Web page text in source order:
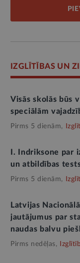
IZGLĪTĪBAS UN
Visās skolās būs
speciālām
Pirms 5 dienām,
I. Indriksone par
un atbildības
Pirms 5 dienām,
Latvijas
jautājumus par
naudas balvu
Pirms nedēļas,